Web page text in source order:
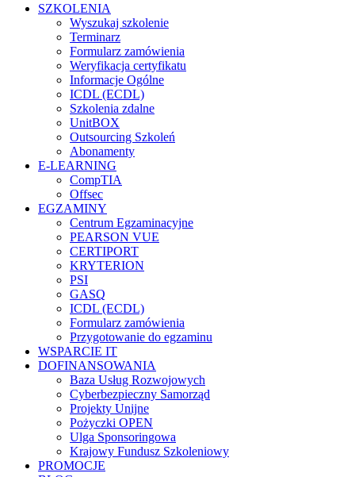
SZKOLENIA
Wyszukaj szkolenie
Terminarz
Formularz zamówienia
Weryfikacja certyfikatu
Informacje Ogólne
ICDL (ECDL)
Szkolenia zdalne
UnitBOX
Outsourcing Szkoleń
Abonamenty
E-LEARNING
CompTIA
Offsec
EGZAMINY
Centrum Egzaminacyjne
PEARSON VUE
CERTIPORT
KRYTERION
PSI
GASQ
ICDL (ECDL)
Formularz zamówienia
Przygotowanie do egzaminu
WSPARCIE IT
DOFINANSOWANIA
Baza Usług Rozwojowych
Cyberbezpieczny Samorząd
Projekty Unijne
Pożyczki OPEN
Ulga Sponsoringowa
Krajowy Fundusz Szkoleniowy
PROMOCJE